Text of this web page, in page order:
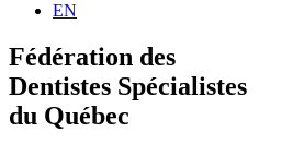
EN
Fédération des
Dentistes Spécialistes
du Québec